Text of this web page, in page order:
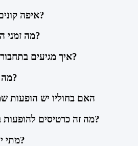
איפה קונים כרטיסים להופעות במרכז?
מה זמני ההגעה המומלצים להופעות?
איך מגיעים בתחבורה ציבורית להופעות במרכז?
מה המדיניות לביטול כרטיסים?
האם בחוליו יש הופעות
מה זה כרטיסים להופעות ברגע האחרון ואיך זה עובד?
מתי יהיו כרטיסים למופע מסוים?